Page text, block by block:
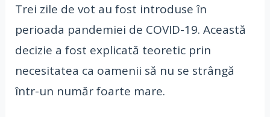
Trei zile de vot au fost introduse în
perioada pandemiei de COVID-19. Această
decizie a fost explicată teoretic prin
necesitatea ca oamenii să nu se strângă
într-un număr foarte mare.